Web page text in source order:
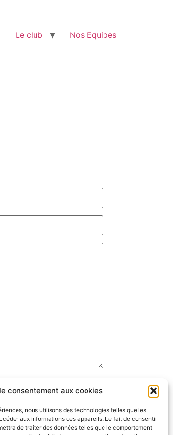
consentement aux cookies
nous utilisons des technologies telles que les
aux informations des appareils. Le fait de consentir
de traiter des données telles que le comportement
Le club Nos Equipes